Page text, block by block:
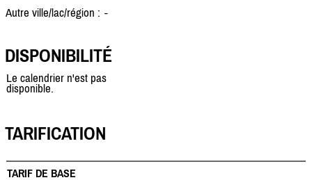
Autre ville/lac/région : -
DISPONIBILITÉ
Le calendrier n'est pas
disponible.
TARIFICATION
TARIF DE BASE